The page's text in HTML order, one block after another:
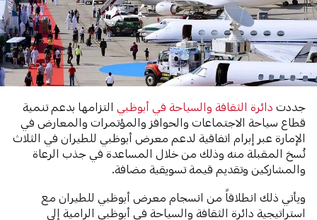
جددتدائرة الثقافة والسياحة في أبوظبي التزامها بدعم تنمية
قطاع سياحة الاجتماعات والحوافز والمؤتمرات والمعارض في
الإمارة عبر إبرام اتفاقية لدعم معرض أبوظبي للطيران في الثلاث
نُسخ المقبلة منه وذلك من خلال المساعدة في جذب الرعاة
والمشاركين وتقديم قيمة تسويقية مضافة.
ويأتي ذلك انطلاقاً من انسجام معرض أبوظبي للطيران مع
استراتيجية دائرة الثقافة والسياحة في أبوظبي الرامية إلى